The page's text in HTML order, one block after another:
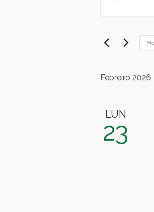
busca
vistas
eventos
by
Febreiro 2026
LUN
23